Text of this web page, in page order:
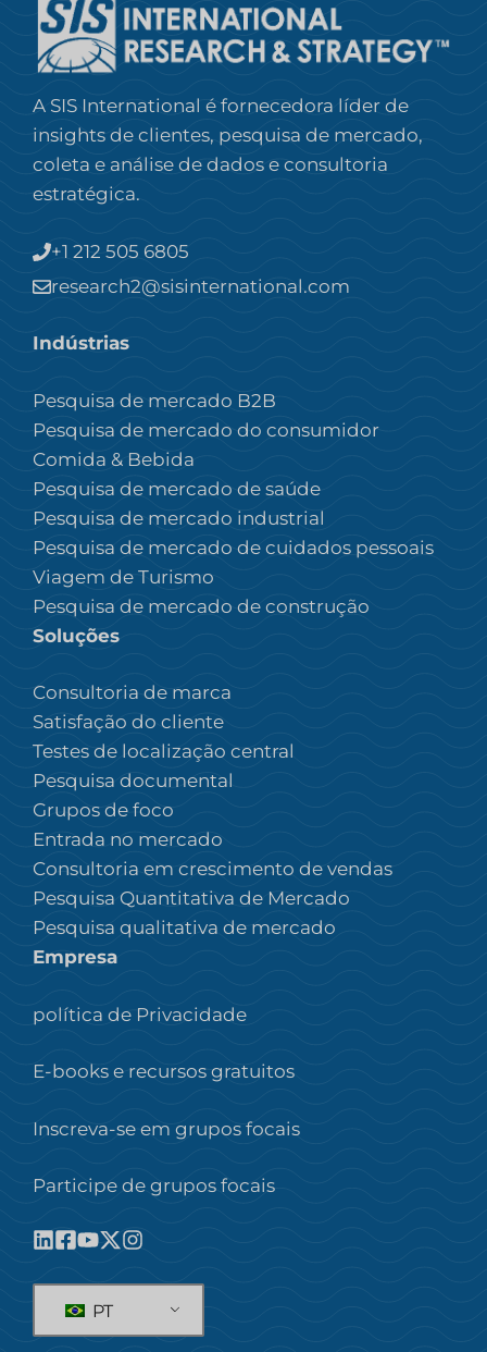
A SIS International é fornecedora líder de
insights de clientes, pesquisa de mercado,
coleta e análise de dados e consultoria
estratégica.
+1 212 505 6805
research2@sisinternational.com
Indústrias
Pesquisa de mercado B2B
Pesquisa de mercado do consumidor
Comida & Bebida
Pesquisa de mercado de saúde
Pesquisa de mercado industrial
Pesquisa de mercado de cuidados pessoais
Viagem de Turismo
Pesquisa de mercado de construção
Soluções
Consultoria de marca
Satisfação do cliente
Testes de localização central
Pesquisa documental
Grupos de foco
Entrada no mercado
Consultoria em crescimento de vendas
Pesquisa Quantitativa de Mercado
Pesquisa qualitativa de mercado
Empresa
política de Privacidade
E-books e recursos gratuitos
Inscreva-se em grupos focais
Participe de grupos focais
PT